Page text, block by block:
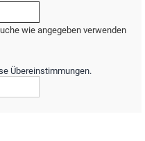
wie angegeben verwenden
Übereinstimmungen.